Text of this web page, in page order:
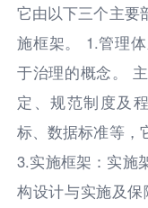
它由以下三个主要
施框架。 1.管理
于治理的概念。
定、规范制度及
标、数据标准等，
3.实施框架：实施
构设计与实施及